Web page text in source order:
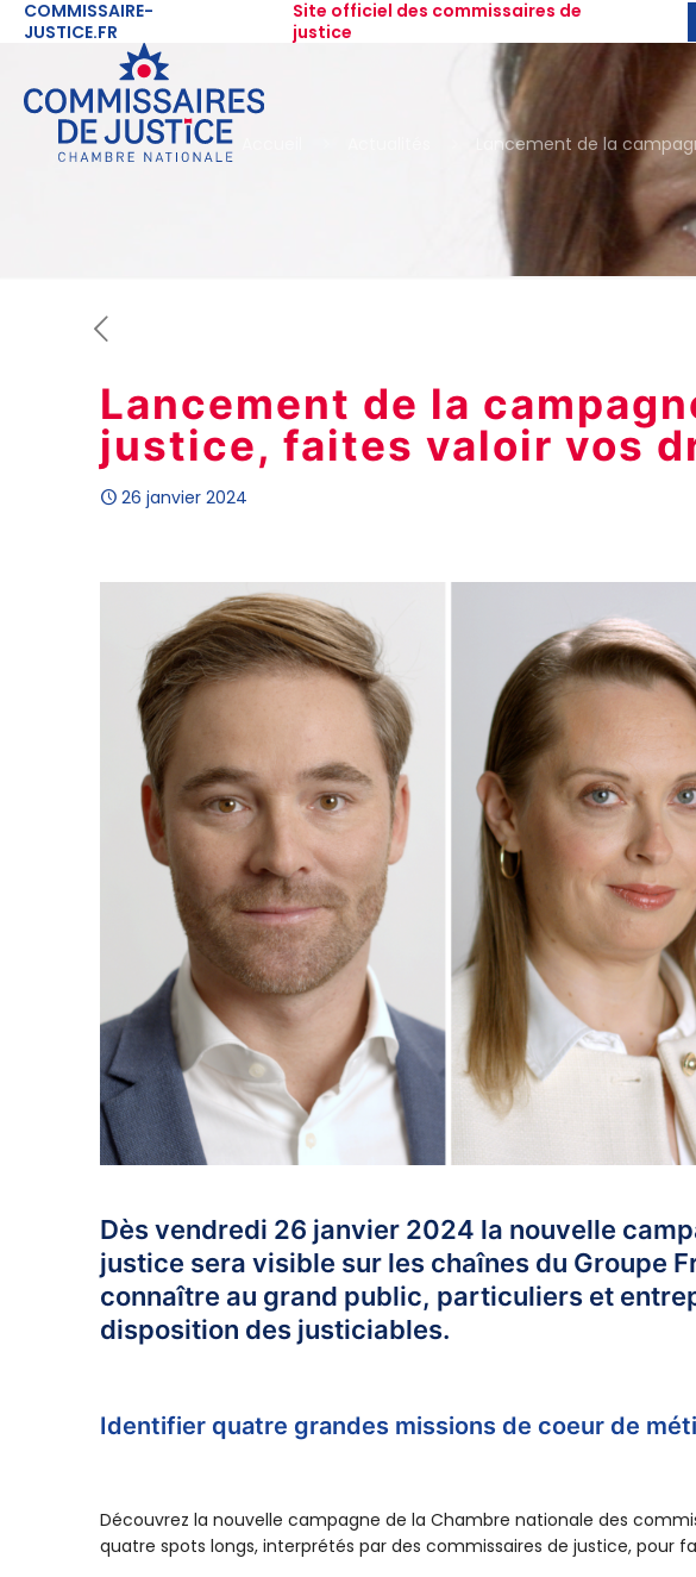
COMMISSAIRE-
JUSTICE.FR
Site officiel des commissaires de
justice
Lancement de la
Lancement de la
justice, faites valoir vos
26 janvier 2024
Dès vendredi 26 janvier 2024 la nouvelle
justice sera visible sur les chaînes du Groupe
connaître au grand public, particuliers et
disposition des justiciables.
Identifier quatre grandes missions de coeur de
Découvrez la nouvelle campagne de la Chambre nationale des
quatre spots longs, interprétés par des commissaires de justice,